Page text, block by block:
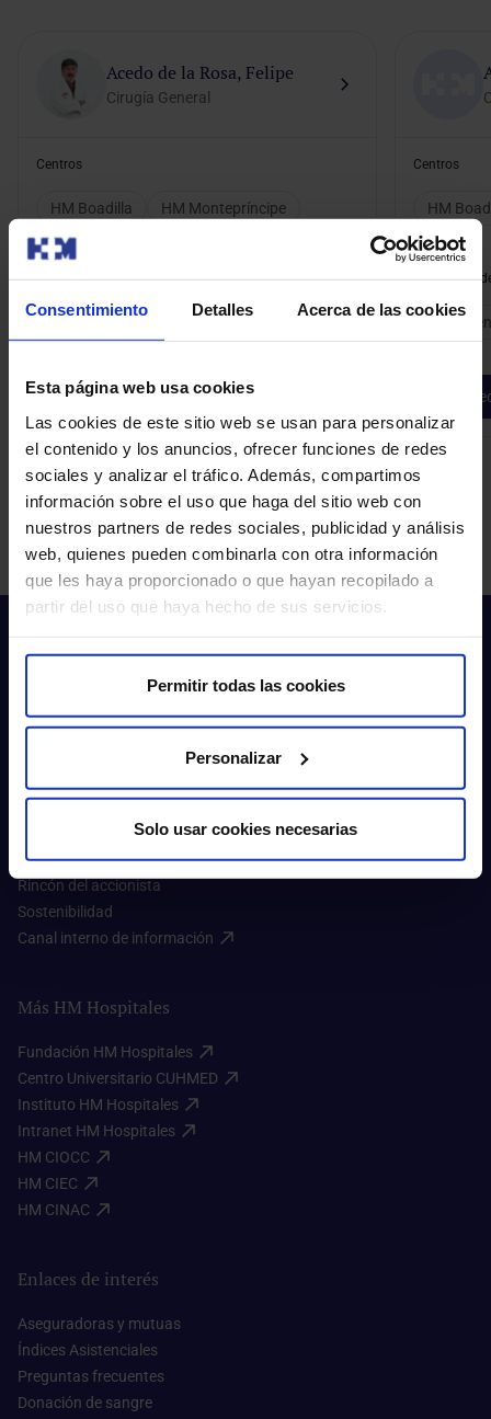
Consentimiento Detalles Acerca de las cookies
Esta página web usa cookies
Las cookies de este sitio web se usan para personalizar
el contenido y los anuncios, ofrecer funciones de redes
sociales y analizar el tráfico. Además, compartimos
información sobre el uso que haga del sitio web con
nuestros partners de redes sociales, publicidad y análisis
web, quienes pueden combinarla con otra información
que les haya proporcionado o que hayan recopilado a
partir del uso que haya hecho de sus servicios.
Permitir todas las cookies
Personalizar
Solo usar cookies necesarias
Acedo de la Rosa, Felipe
Cirugía General
Centros
HM Boadilla HM Montepríncipe
Modalidad de consulta
Pedir cita
Centros
HM
Modalidad
Quiénes somos​
Excelencia en calidad​
Trabaja con nosotros​
Rincón del accionista​
Sostenibilidad​
Canal interno de información​
Más HM Hospitales
Fundación HM Hospitales​
Centro Universitario CUHMED​
Instituto HM Hospitales​
Intranet HM Hospitales​
HM CIOCC​
HM CIEC​
HM CINAC​
Enlaces de interés
Aseguradoras y mutuas​
Índices Asistenciales​
Preguntas frecuentes​
Donación de sangre​